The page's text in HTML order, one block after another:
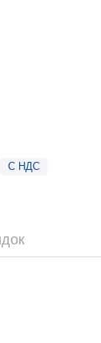
С НДС